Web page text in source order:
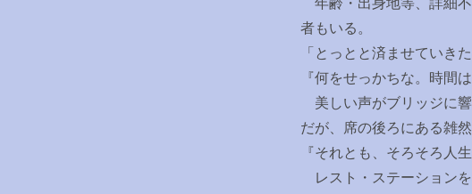
年齢・出身地等、詳細
者もいる。
「とっとと済ませていきた
『何をせっかちな。時間
美しい声がブリッジに
だが、席の後ろにある雑
『それとも、そろそろ人
レスト・ステーションを